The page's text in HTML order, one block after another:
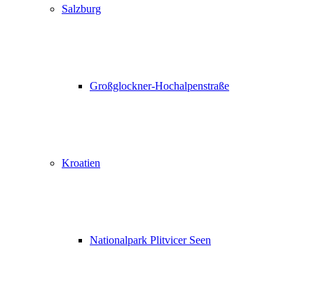
Salzburg
Großglockner-Hochalpenstraße
Kroatien
Nationalpark Plitvicer Seen